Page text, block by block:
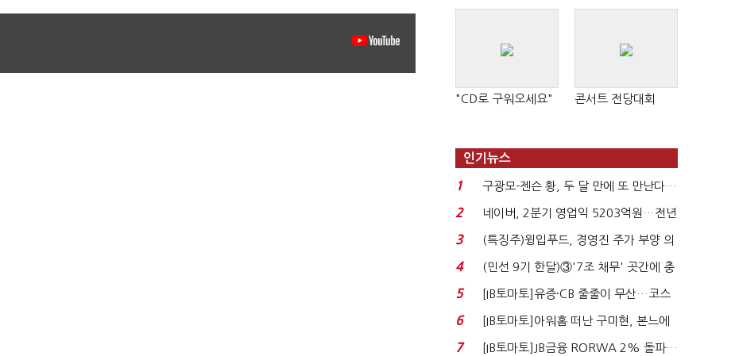
"CD로 구워오세요" 콘서트 전당대회
인기뉴스
1
구광모-젠슨 황, 두 달 만에 또 만난다…
로봇·AI 등 논...
2
네이버, 2분기 영업익 5203억원…전년
비 0.2% 감소...
3
(특징주)윙입푸드, 경영진 주가 부양 의
지에 상한가...
4
(민선 9기 한달)③'7조 채무' 곳간에 충
격…추미애, 20년...
5
[IB토마토]유증·CB 줄줄이 무산…코스
닥 벌점 급증에 ...
6
[IB토마토]아워홈 떠난 구미현, 본느에
340억 베팅…가...
7 [IB토마토]JB금융 RORWA 2% 돌파…